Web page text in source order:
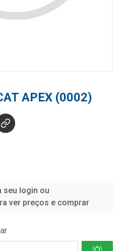
APEX (0002)
seu login ou
ver preços e comprar